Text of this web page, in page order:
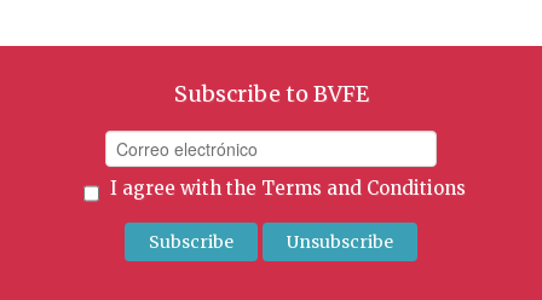
Subscribe to BVFE
I agree with the Terms and Conditions